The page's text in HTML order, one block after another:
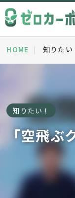
HOME 知りたい
知りたい！
「空飛ぶ